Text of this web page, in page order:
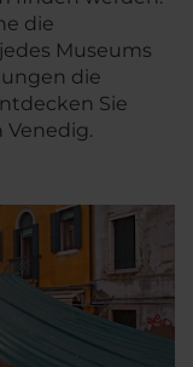
die
Museums
die
Sie